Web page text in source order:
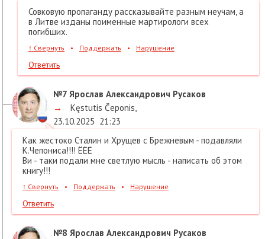
Совковую пропаганду рассказывайте разным неучам, а
в Литве изданы поименные мартирологи всех
погибших.
↑ Свернуть • Поддержать • Нарушение
Ответить
№7 Ярослав Александрович Русаков
→
Kęstutis Čeponis,
23.10.2025 21:23
Как жестоко Сталин и Хрущев с Брежневым - подавляли
К.Чепониса!!!! ЁЁЁ
Ви - таки подали мне светлую мысль - написать об этом
книгу!!!
↑ Свернуть • Поддержать • Нарушение
Ответить
№8 Ярослав Александрович Русаков